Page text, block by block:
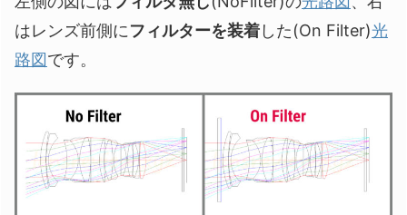
はレンズ前側にフィルターを装着した(On Filter)光
路図です。